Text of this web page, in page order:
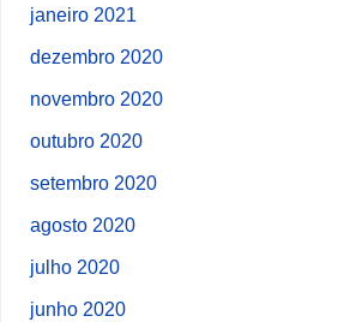
janeiro 2021
dezembro 2020
novembro 2020
outubro 2020
setembro 2020
agosto 2020
julho 2020
junho 2020